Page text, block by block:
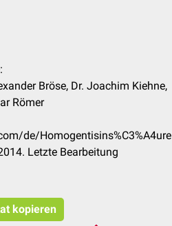
Bröse, Dr. Joachim Kiehne,
Römer
de/Homogentisins%C3%A4ure
Letzte Bearbeitung
kopieren